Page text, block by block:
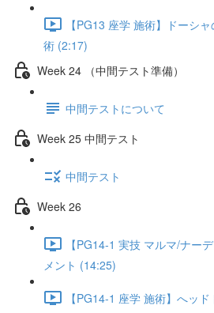
【PG13 座学 施術】ドーシ
術 (2:17)
Week 24 （中間テスト準備）
中間テストについて
Week 25 中間テスト
中間テスト
Week 26
【PG14-1 実技 マルマ/ナー
メント (14:25)
【PG14-1 座学 施術】へッ